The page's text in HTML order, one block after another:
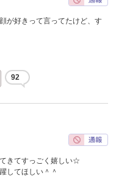
が好きって言ってたけど、す
92
きてすっごく嬉しい☆
してほしい＾＾